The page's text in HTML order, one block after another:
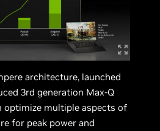
architecture, launched
3rd generation Max-Q
optimize multiple aspects of
for peak power and